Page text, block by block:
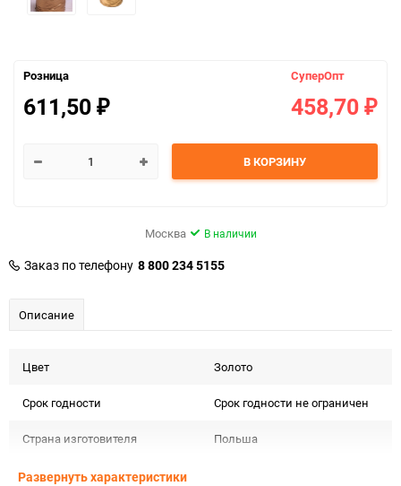
Розница
611,50 ₽
СуперОпт
458,70 ₽
В КОРЗИНУ
Москва В наличии
Заказ по телефону 8 800 234 5155
Описание
Цвет Золото
Срок годности Срок годности не ограничен
Страна изготовителя Польша
Предназначение товара
Развернуть характеристики